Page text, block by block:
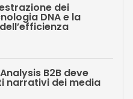
dei
DNA e la
B2B deve
narrativi dei media